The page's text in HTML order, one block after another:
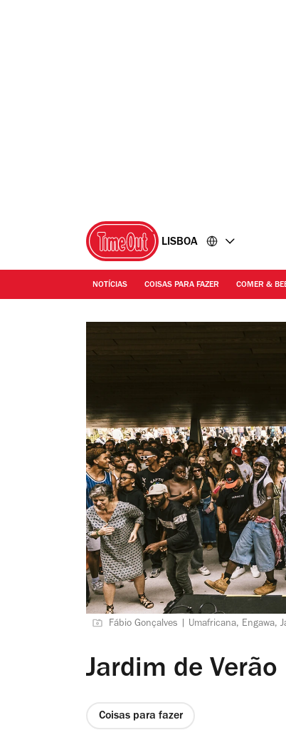
LISBOA
NOTÍCIAS COISAS PARA FAZER COMER &
Fábio Gonçalves | Umafricana, Engawa,
Jardim de Verão
Coisas para fazer